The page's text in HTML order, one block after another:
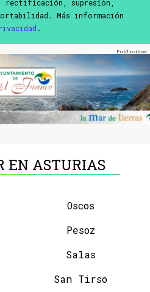
rectificación, supresión,
Más información
.
EN ASTURIAS
Oscos
Pesoz
Salas
San Tirso